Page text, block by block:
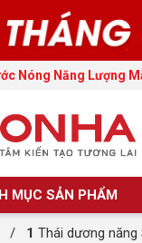
Nóng Năng Lượng
MỤC SẢN PHẨM
/ 1 Thái dương năng